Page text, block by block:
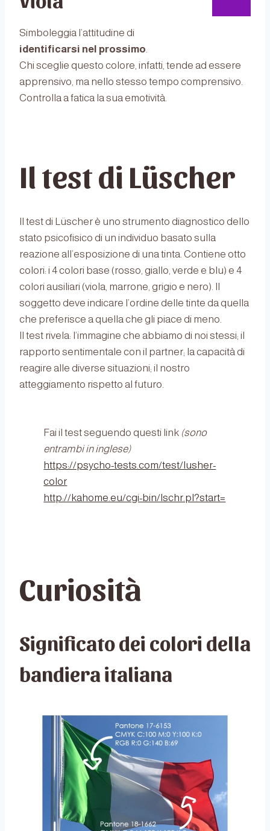
Simboleggia l’attitudine di
identificarsi nel prossimo.
Chi sceglie questo colore, infatti, tende ad essere
apprensivo, ma nello stesso tempo comprensivo.
Controlla a fatica la sua emotività.
Il test di Lüscher
Il test di Lüscher è uno strumento diagnostico dello
stato psicofisico di un individuo basato sulla
reazione all’esposizione di una tinta. Contiene otto
colori: i 4 colori base (rosso, giallo, verde e blu) e 4
colori ausiliari (viola, marrone, grigio e nero). Il
soggetto deve indicare l’ordine delle tinte da quella
che preferisce a quella che gli piace di meno.
Il test rivela: l’immagine che abbiamo di noi stessi; il
rapporto sentimentale con il partner; la capacità di
reagire alle diverse situazioni; il nostro
atteggiamento rispetto al futuro.
Fai il test seguendo questi link (sono
entrambi in inglese)
https://psycho-tests.com/test/lusher-
color
http://kahome.eu/cgi-bin/lschr.pl?start=
Curiosità
Significato dei colori della
bandiera italiana